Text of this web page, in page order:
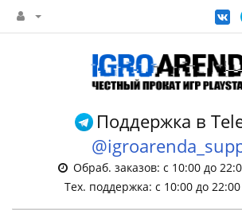
Поддержка в
Обраб. заказов: с 10:00 до
Тех. поддержка: с 10:00 до